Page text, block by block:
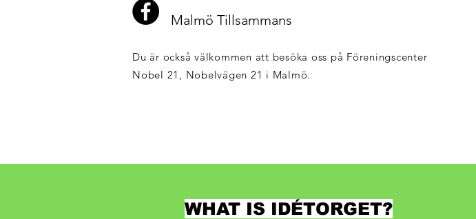
Malmö Tillsammans
Du är också välkommen att besöka oss på Föreningscenter
Nobel 21, Nobelvägen 21 i Malmö.
WHAT IS IDÉTORGET?